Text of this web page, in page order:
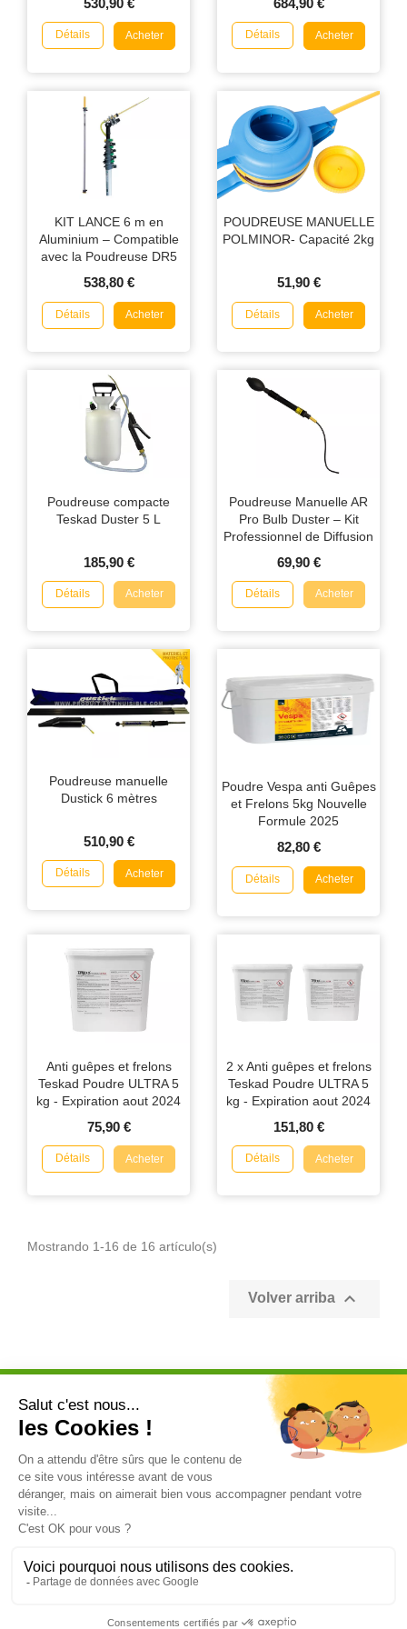
530,90 €
Détails Acheter
jusqu’à 8 m
684,90 €
Détails Acheter
KIT LANCE 6 m en
Aluminium – Compatible
avec la Poudreuse DR5
538,80 €
Détails Acheter
POUDREUSE MANUELLE
POLMINOR- Capacité 2kg
51,90 €
Détails Acheter
Poudreuse compacte
Teskad Duster 5 L
185,90 €
Détails Acheter
Poudreuse Manuelle AR
Pro Bulb Duster – Kit
Professionnel de Diffusion
69,90 €
Détails Acheter
Poudreuse manuelle
Dustick 6 mètres
510,90 €
Détails Acheter
Poudre Vespa anti Guêpes
et Frelons 5kg Nouvelle
Formule 2025
82,80 €
Détails Acheter
Anti guêpes et frelons
Teskad Poudre ULTRA 5
kg - Expiration aout 2024
75,90 €
Détails Acheter
2 x Anti guêpes et frelons
Teskad Poudre ULTRA 5
kg - Expiration aout 2024
151,80 €
Détails Acheter
Mostrando 1-16 de 16 artículo(s)
Volver arriba 
Abonnez-vous à notre newsletters